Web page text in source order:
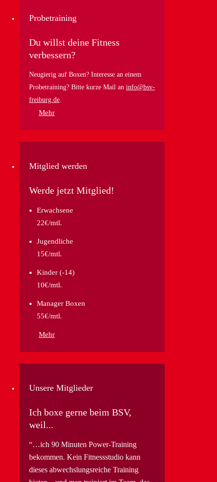
Probetraining
Du willst deine Fitness
verbessern?
Neugierig auf Boxen? Interesse an einem
Probetraining? Bitte kurze Mail an info@bsv-
freiburg.de.
Mehr
Mitglied werden
Werde jetzt Mitglied!
Erwachsene
22€/mtl.
Jugendliche
15€/mtl.
Kinder (-14)
10€/mtl.
Manager Boxen
55€/mtl.
Mehr
Unsere Mitglieder
Ich boxe gerne beim BSV,
weil...
…ich 90 Minuten Power-Training
bekommen. Kein Fitnessstudio kann
dieses abwechslungsreiche Training